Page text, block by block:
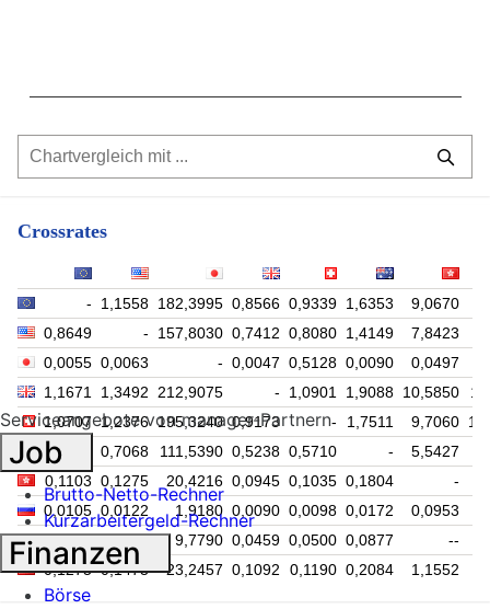
Crossrates
- 1,1558 182,3995 0,8566 0,9339 1,6353 9,0670
0,8649
- 157,8030 0,7412 0,8080 1,4149 7,8423
0,0055 0,0063 - 0,0047 0,5128 0,0090 0,0497
1,1671
1,3492 212,9075 - 1,0901 1,9088 10,5850
1,0707 1,2376 195,3240 0,9173 - 1,7511 9,7060
0,6115
0,7068 111,5390 0,5238 0,5710 - 5,5427
0,1103 0,1275 20,4216 0,0945 0,1035 0,1804 -
0,0105 0,0122 1,9180 0,0090 0,0098 0,0172
0,0953
0,0536 0,0620 9,7790 0,0459 0,0500 0,0877 --
0,1275 0,1473 23,2457 0,1092 0,1190 0,2084 1,1552
Serviceangebote von manager-Partnern
Job
Brutto-Netto-Rechner
Kurzarbeitergeld-Rechner
Finanzen
Börse